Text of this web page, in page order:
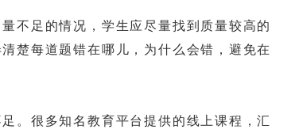
足的情况，学生应尽量找到质量较高的
楚每道题错在哪儿，为什么会错，避免在
很多知名教育平台提供的线上课程，汇